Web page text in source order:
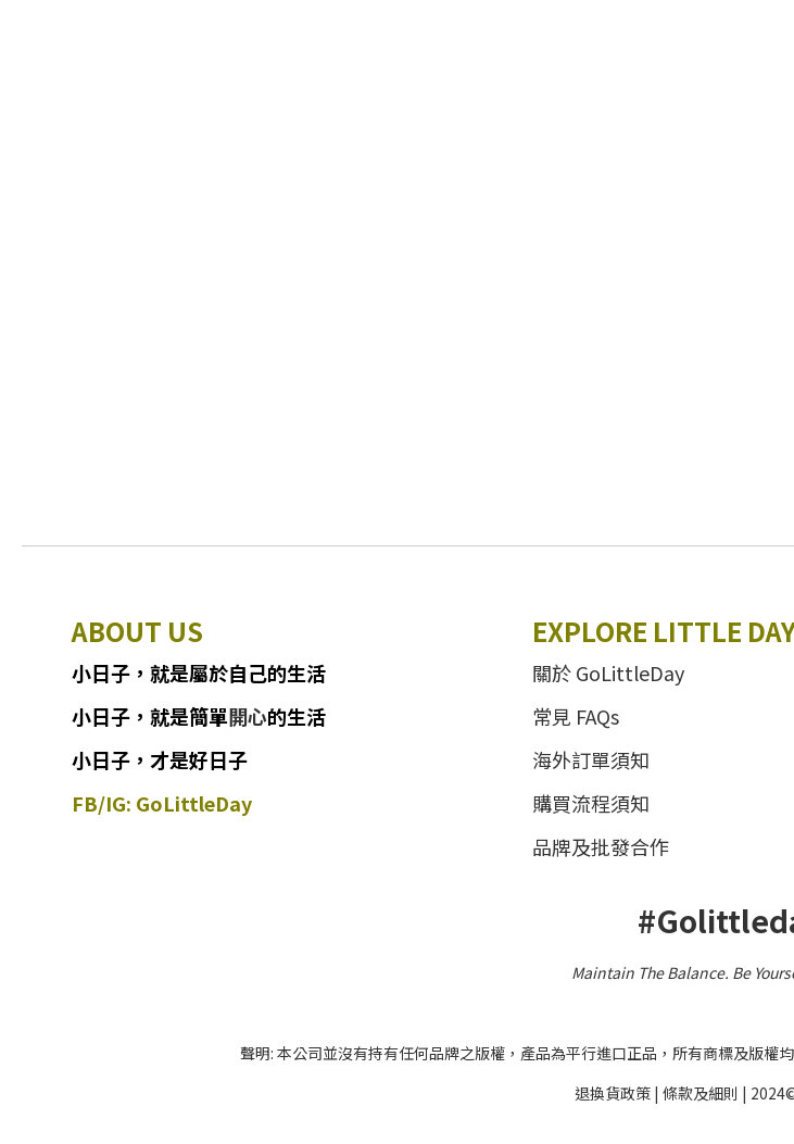
ABOUT US
小日子 ， 就是屬於自己的生活
小日子 ， 就是簡單開心的生活
小日子，才是好日子
FB/IG: GoLittleDay
EXPLORE LITTLE
關於 GoLittleDay
常見 FAQs
海外訂單須知
購買流程須知
品牌及批發合作
Maintain The Balance. Be
聲明: 本公司並沒有持有任何品牌之版權，產品為平行進口正品，所有商標及版權
退換貨政策 | 條款及細則 |